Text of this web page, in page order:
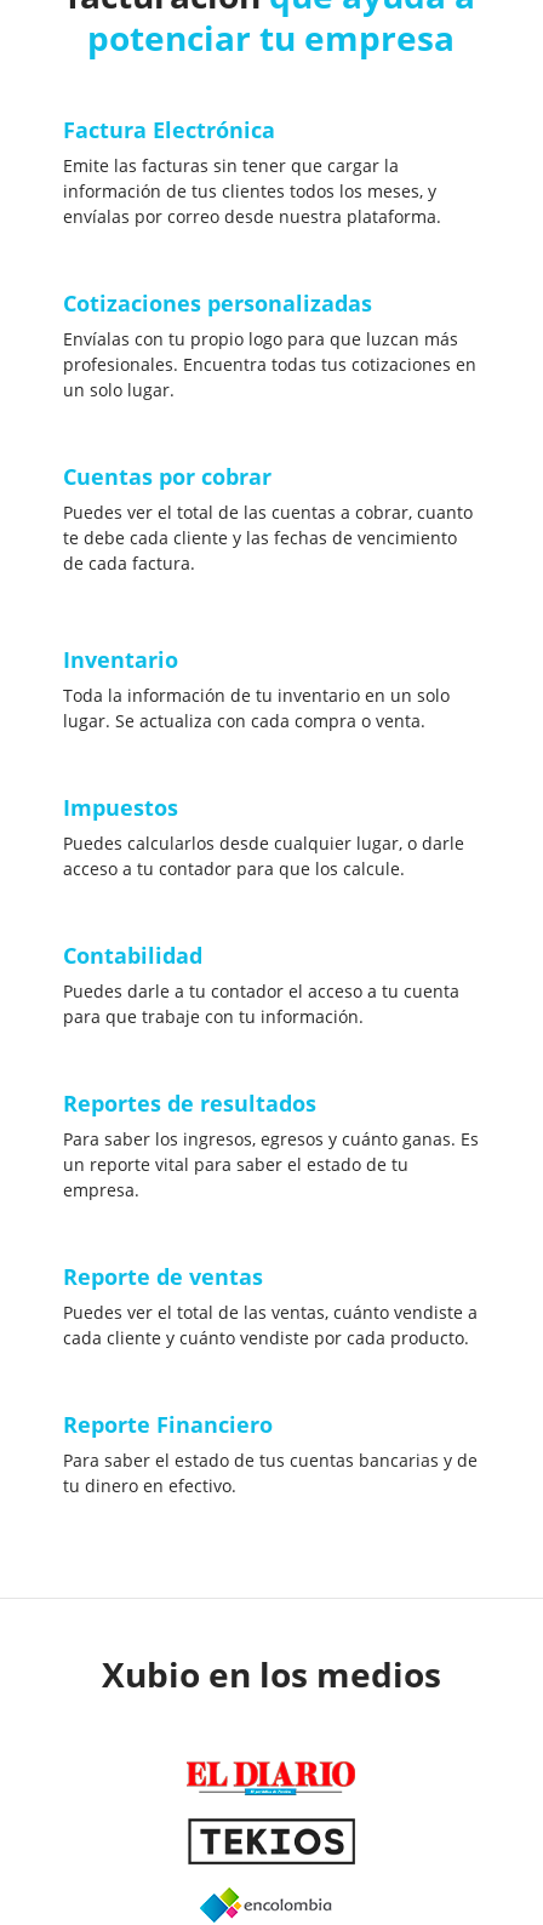
potenciar tu empresa
Factura Electrónica
Emite las facturas sin tener que cargar la
información de tus clientes todos los meses, y
envíalas por correo desde nuestra plataforma.
Cotizaciones personalizadas
Envíalas con tu propio logo para que luzcan más
profesionales. Encuentra todas tus cotizaciones en
un solo lugar.
Cuentas por cobrar
Puedes ver el total de las cuentas a cobrar, cuanto
te debe cada cliente y las fechas de vencimiento
de cada factura.
Inventario
Toda la información de tu inventario en un solo
lugar. Se actualiza con cada compra o venta.
Impuestos
Puedes calcularlos desde cualquier lugar, o darle
acceso a tu contador para que los calcule.
Contabilidad
Puedes darle a tu contador el acceso a tu cuenta
para que trabaje con tu información.
Reportes de resultados
Para saber los ingresos, egresos y cuánto ganas. Es
un reporte vital para saber el estado de tu
empresa.
Reporte de ventas
Puedes ver el total de las ventas, cuánto vendiste a
cada cliente y cuánto vendiste por cada producto.
Reporte Financiero
Para saber el estado de tus cuentas bancarias y de
tu dinero en efectivo.
Xubio en los medios